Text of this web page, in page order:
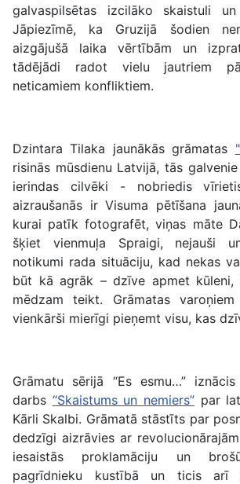
galvaspilsētas izcilāko skaistuli
Jāpiezīmē, ka Gruzijā šodien
aizgājušā laika vērtībām un
tādējādi radot vielu jautriem
neticamiem konfliktiem.
Dzintara Tilaka jaunākās grāmatas
risinās mūsdienu Latvijā, tās
ierindas cilvēki - nobriedis
aizraušanās ir Visuma pētīšana
kurai patīk fotografēt, viņas māte
šķiet vienmuļa Spraigi, nejauši
notikumi rada situāciju, kad nekas
būt kā agrāk – dzīve apmet kūleni,
mēdzam teikt. Grāmatas
vienkārši mierīgi pieņemt visu, kas
Grāmatu sērijā “Es esmu…”
darbs “Skaistums un nemiers” par
Kārli Skalbi. Grāmatā stāstīts par
dedzīgi aizrāvies ar
iesaistās proklamāciju un
pagrīdnieku kustībā un ticis arī